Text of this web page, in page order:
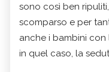
sono così ben
scomparso e per
anche i bambini
in quel caso, la